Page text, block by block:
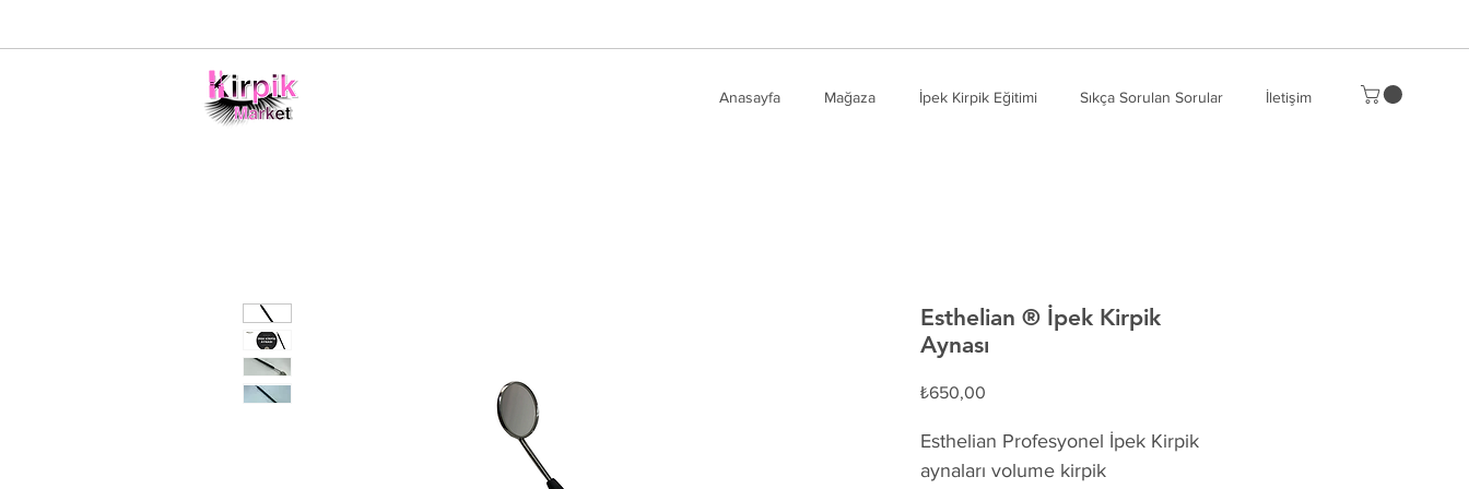
Anasayfa Mağaza İpek Kirpik Eğitimi Sıkça Sorulan Sorular İletişim
Esthelian ® İpek Kirpik
Aynası
₺650,00
Esthelian Profesyonel İpek Kirpik
aynaları volume kirpik